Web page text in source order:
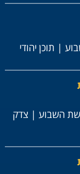
| תוכן יהודי
השבוע | צדק